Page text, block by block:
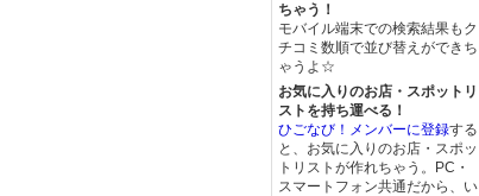
ちゃう！
モバイル端末での検索結果もク
チコミ数順で並び替えができち
ゃうよ☆
お気に入りのお店・スポットリ
ストを持ち運べる！
ひごなび！メンバーに登録する
と、お気に入りのお店・スポッ
トリストが作れちゃう。PC・
スマートフォン共通だから、い